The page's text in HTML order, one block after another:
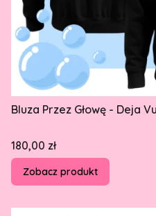
Bluza Przez Głowę - Deja Vu
Cena
180,00 zł
Zobacz produkt